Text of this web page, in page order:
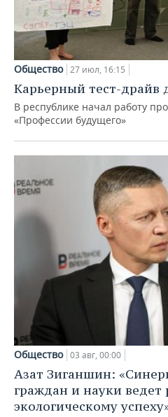
Общество 27 июл, 16:15
Карьерный тест-драйв
В республике начал работу
«Профессии будущего»
Общество 03 авг, 00:00
Азат Зиганшин:
граждан и науки ведет
экологическому